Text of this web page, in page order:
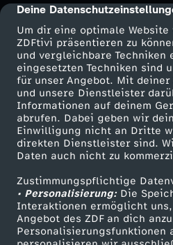
cmp-dialog-description
Deine
Um dir eine optimale Website
ZDFtivi präsentieren zu
und vergleichbare Techniken
eingesetzten Techniken sind
für unser Angebot. Mit
und unsere Dienstleister
Informationen auf deinem
abrufen. Dabei geben wir
Einwilligung nicht an Dritte
direkten Dienstleister sind.
Daten auch nicht zu
Zustimmungspflichtige
• Personalisierung:Die
Interaktionen ermöglicht
Angebot des ZDF an dich
Personalisierungsfunktionen
e
b
a
t
t
e
n
Mehr ZDF
ZDF-Apps
Smart TV
ZDFtext
Livestreams
Sendungen A-Z
TV-Programm